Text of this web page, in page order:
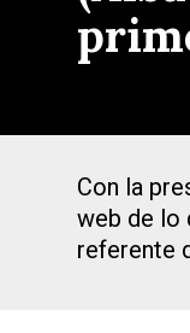
Con la
web de lo
referente